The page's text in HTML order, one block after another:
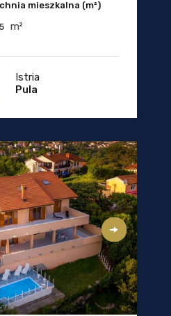
mieszkalna (m²)
m²
Istria
Pula